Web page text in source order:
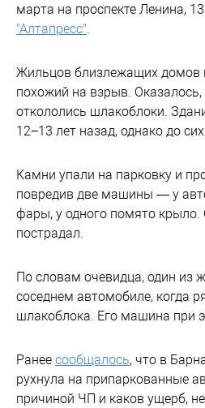
марта на проспекте Ленина,
"Алтапресс"
Жильцов близлежащих домов
похожий на взрыв.
откололись шлакоблоки.
12−13 лет назад, однако до
Камни упали на парковку и
повредив две машины — у
фары, у одного помято крыло.
пострадал.
По словам очевидца, один из
соседнем автомобиле, когда
шлакоблока. Его машина при
Ранее сообщалось, что в
рухнула на припаркованные
причиной ЧП и каков ущерб, не